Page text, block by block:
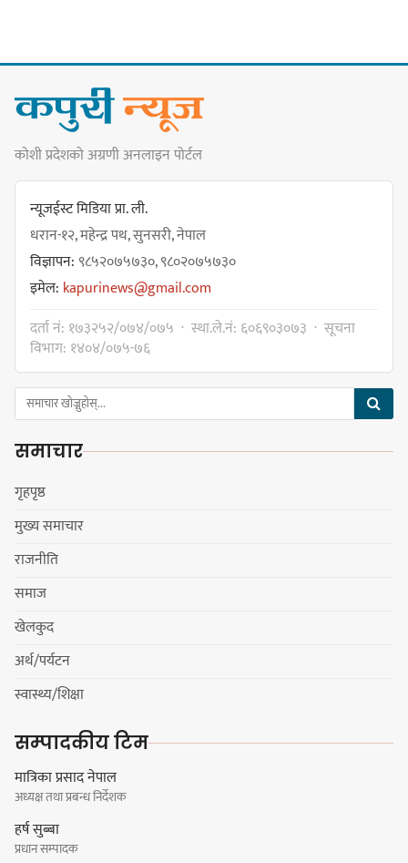
नयाँ सेउती पूल नजिक दुर्घटनाको
जोखिमको ट्राफिक सचेतना गराउँदै
सिलाम साक्मा
किराँती खम्बुका सन्तानहरू :
स्वपहिचानविहीन राई बन्ने कि
स्वपहिचानसहित 'राउटे !'
नेपाली काँग्रेस सभापति गगन थापालाई
सुनसरीका कार्यकर्ताको आग्रह
कोशी प्रदेशको अग्रणी अनलाइन पोर्टल
न्यूजईस्ट मिडिया प्रा. ली.
धरान-१२, महेन्द्र पथ, सुनसरी, नेपाल
विज्ञापन:९८५२०७५७३०, ९८०२०७५७३०
इमेल: kapurinews@gmail.com
दर्ता नं: १७३२५२/०७४/०७५ · स्था.ले.नं: ६०६९०३०७३ · सूचना
विभाग: १४०४/०७५-७६
समाचार
गृहपृष्ठ
मुख्य समाचार
राजनीति
समाज
खेलकुद
अर्थ/पर्यटन
स्वास्थ्य/शिक्षा
सम्पादकीय टिम
मात्रिका प्रसाद नेपाल
अध्यक्ष तथा प्रबन्ध निर्देशक
हर्ष सुब्बा
प्रधान सम्पादक